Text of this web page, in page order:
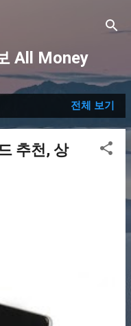
All Money
전체 보기
추천, 상